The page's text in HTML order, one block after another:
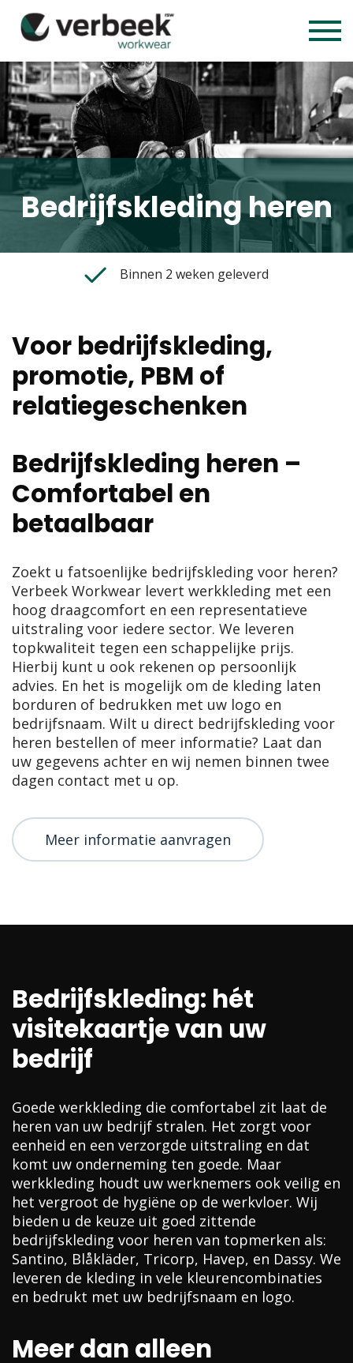
Bedrijfskleding heren
Binnen 2 weken geleverd
Voor bedrijfskleding,
promotie, PBM of
relatiegeschenken
Bedrijfskleding heren –
Comfortabel en
betaalbaar
Zoekt u fatsoenlijke bedrijfskleding voor heren?
Verbeek Workwear levert werkkleding met een
hoog draagcomfort en een representatieve
uitstraling voor iedere sector. We leveren
topkwaliteit tegen een schappelijke prijs.
Hierbij kunt u ook rekenen op persoonlijk
advies. En het is mogelijk om de kleding laten
borduren of bedrukken met uw logo en
bedrijfsnaam. Wilt u direct bedrijfskleding voor
heren bestellen of meer informatie? Laat dan
uw gegevens achter en wij nemen binnen twee
dagen contact met u op.
Meer informatie aanvragen
Bedrijfskleding: hét
visitekaartje van uw
bedrijf
Goede werkkleding die comfortabel zit laat de
heren van uw bedrijf stralen. Het zorgt voor
eenheid en een verzorgde uitstraling en dat
komt uw onderneming ten goede. Maar
werkkleding houdt uw werknemers ook veilig en
het vergroot de hygiëne op de werkvloer. Wij
bieden u de keuze uit goed zittende
bedrijfskleding voor heren van topmerken als:
Santino, Blåkläder, Tricorp, Havep, en Dassy. We
leveren de kleding in vele kleurencombinaties
en bedrukt met uw bedrijfsnaam en logo.
Meer dan alleen